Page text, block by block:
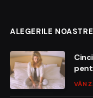
ALEGERILE NOASTRE